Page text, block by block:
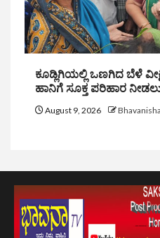
ಕೂಡ್ಲಿಗಿಯಲ್ಲಿ ಒಣಗಿದ ಬೆಳೆ
ಹಾನಿಗೆ ಸೂಕ್ತ ಪರಿಹಾರ
August 9, 2026